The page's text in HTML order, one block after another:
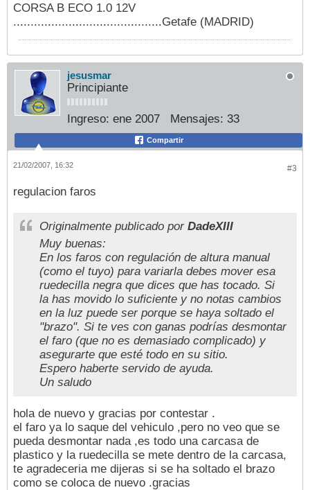
CORSA B ECO 1.0 12V
...........................................Getafe (MADRID)
jesusmar
Principiante
Ingreso: ene 2007 Mensajes: 33
Compartir
#3
21/02/2007, 16:32
regulacion faros
Originalmente publicado por DadeXIII
Muy buenas:
En los faros con regulación de altura manual
(como el tuyo) para variarla debes mover esa
ruedecilla negra que dices que has tocado. Si
la has movido lo suficiente y no notas cambios
en la luz puede ser porque se haya soltado el
"brazo". Si te ves con ganas podrías desmontar
el faro (que no es demasiado complicado) y
asegurarte que esté todo en su sitio.
Espero haberte servido de ayuda.
Un saludo
hola de nuevo y gracias por contestar .
el faro ya lo saque del vehiculo ,pero no veo que se
pueda desmontar nada ,es todo una carcasa de
plastico y la ruedecilla se mete dentro de la carcasa,
te agradeceria me dijeras si se ha soltado el brazo
como se coloca de nuevo .gracias